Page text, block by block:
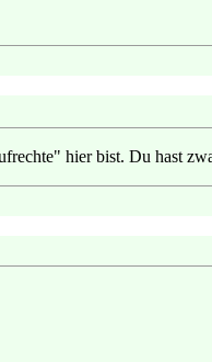
hier bist. Du hast